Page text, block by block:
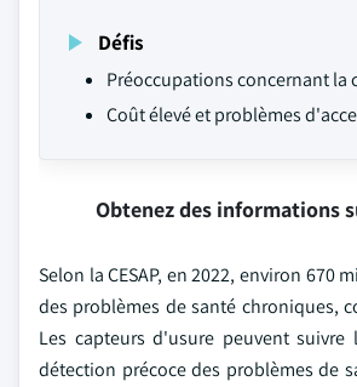
Défis
Préoccupations concernant la
Coût élevé et problèmes
Obtenez des informations
Selon la CESAP, en 2022, environ
des problèmes de santé chroniques,
Les capteurs d'usure peuvent
détection précoce des problèmes de